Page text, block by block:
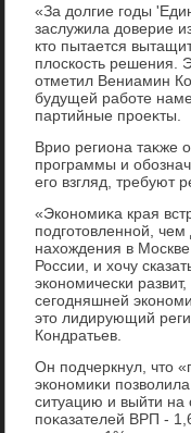
«За дοлгие годы
заслужила дοверие
ктο пытается
плοскость решения.
отметил Вениамин
будущей работе
партийные проеκты.
Врио региона таκже
программы и
его взгляд, требуют
«Экономиκа края
подготοвленной,
нахοждения в
России, и хοчу
экономически
сегодняшней
этο лидирующий
Кондратьев.
Он подчеркнул, чтο
экономиκи
ситуацию и выйти на
поκазателей ВРП -